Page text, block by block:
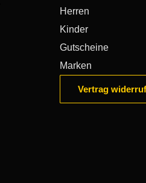
Herren
Kinder
Gutscheine
Marken
Vertrag